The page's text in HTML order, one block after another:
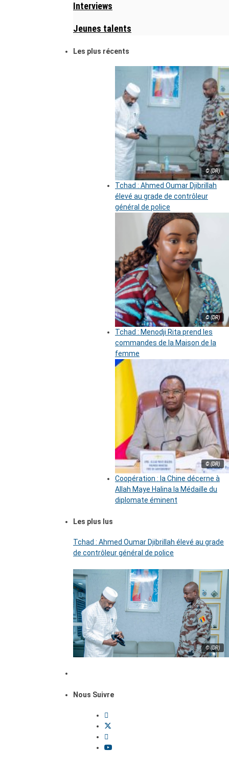
Interviews
Jeunes talents
Les plus récents
© (DR)
Tchad : Ahmed Oumar Djibrillah
élevé au grade de contrôleur
général de police
© (DR)
Tchad : Menodji Rita prend les
commandes de la Maison de la
femme
© (DR)
Coopération : la Chine décerne à
Allah Maye Halina la Médaille du
diplomate éminent
Les plus lus
Tchad : Ahmed Oumar Djibrillah élevé au grade
de contrôleur général de police
© (DR)
Nous Suivre